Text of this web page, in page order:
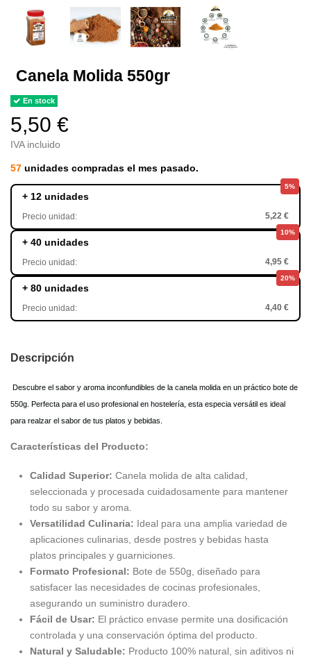
Canela Molida 550gr
En stock
5,50 €
IVA incluido
57 unidades compradas el mes pasado.
5%
+ 12 unidades
Precio unidad: 5,22 €
10%
+ 40 unidades
Precio unidad: 4,95 €
20%
+ 80 unidades
Precio unidad: 4,40 €
Descripción
Descubre el sabor y aroma inconfundibles de la canela molida en un práctico bote de
550g. Perfecta para el uso profesional en hostelería, esta especia versátil es ideal
para realzar el sabor de tus platos y bebidas.
Características del Producto:
Calidad Superior: Canela molida de alta calidad,
seleccionada y procesada cuidadosamente para mantener
todo su sabor y aroma.
Versatilidad Culinaria: Ideal para una amplia variedad de
aplicaciones culinarias, desde postres y bebidas hasta
platos principales y guarniciones.
Formato Profesional: Bote de 550g, diseñado para
satisfacer las necesidades de cocinas profesionales,
asegurando un suministro duradero.
Fácil de Usar: El práctico envase permite una dosificación
controlada y una conservación óptima del producto.
Natural y Saludable: Producto 100% natural, sin aditivos ni